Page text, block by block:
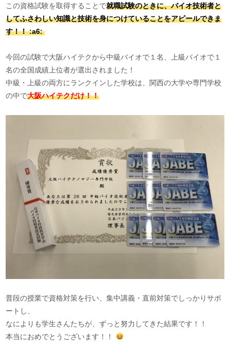
この資格試験を取得することで就職試験のときに、バイオ技術者と
してふさわしい知識と技術を身につけていることをアピールできま
す！！ :a6:
今回の試験で大阪ハイテクから中級バイオで１名、上級バイオで１
名の全国成績上位者が選出されました！
中級・上級の両方にランクインした学校は、関西の大学や専門学校
の中で大阪ハイテクだけ！！
普段の授業で資格対策を行い、集中講義・直前対策でしっかりサポ
ートし、
なによりも学生さんたちが、ずっと努力してきた結果です！！
本当におめでとうございます！！